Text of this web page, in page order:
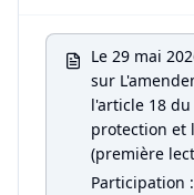
Le 29 mai
sur
l'article 18
protection et
(première
Participation